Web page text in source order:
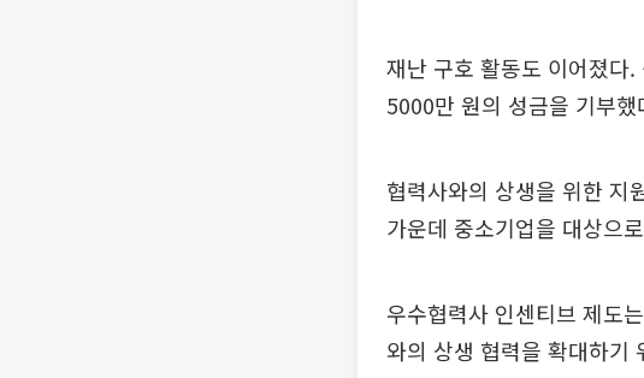
재난 구호 활동도 이어졌다
5000만 원의 성금을 기부
협력사와의 상생을 위한 지
가운데 중소기업을 대상으
우수협력사 인센티브 제도
와의 상생 협력을 확대하기